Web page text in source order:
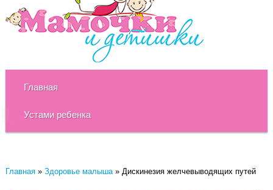
Главная
Устами ребенка
Главная» Здоровье малыша» Дискинезия желчевыводящих путей